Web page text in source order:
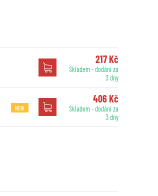
217 Kč
Skladem - dodání za
3 dny
NEW
406 Kč
Skladem - dodání za
3 dny